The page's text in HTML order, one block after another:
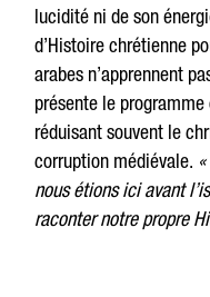
lucidité ni de son
d’Histoire chrétienne
arabes n’apprennent
présente le
réduisant souvent le
corruption médiévale.
nous étions ici avant
raconter notre propre